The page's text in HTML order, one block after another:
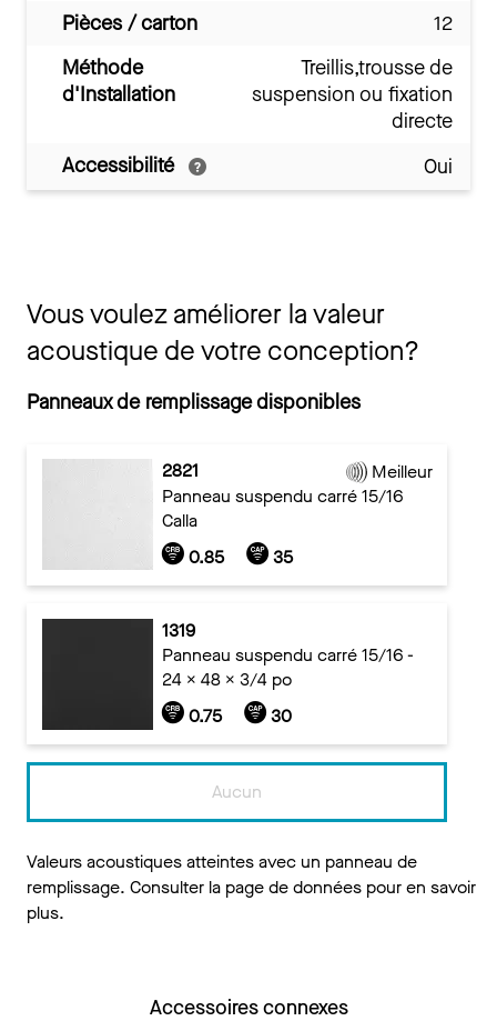
Pièces / carton
12
Méthode
d'Installation
Treillis,trousse de
suspension ou fixation
directe
Accessibilité
Oui
Vous voulez améliorer la valeur
acoustique de votre conception?
Panneaux de remplissage disponibles
2821
Meilleur
Panneau suspendu carré 15/16
Calla
0.85
35
1319
Panneau suspendu carré 15/16 -
24 x 48 x 3/4 po
0.75
30
Aucun
Valeurs acoustiques atteintes avec un panneau de
remplissage. Consulter la page de données pour en savoir
plus.
Accessoires connexes